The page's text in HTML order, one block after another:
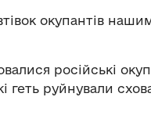
окупантів
російські
геть руйнували